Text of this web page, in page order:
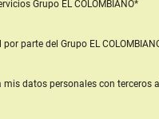
Grupo EL COLOMBIANO*
por parte del Grupo EL
mis datos personales con terceros